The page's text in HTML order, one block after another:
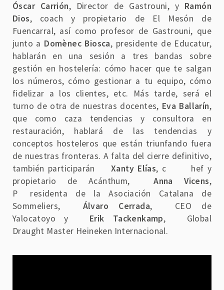
Óscar Carrión, Director de Gastrouni, y Ramón
Dios, coach y propietario de El Mesón de
Fuencarral, así como profesor de Gastrouni, que
junto a Domènec Biosca, presidente de Educatur,
hablarán en una sesión a tres bandas sobre
gestión en hostelería: cómo hacer que te salgan
los números, cómo gestionar a tu equipo, cómo
fidelizar a los clientes, etc. Más tarde, será el
turno de otra de nuestras docentes, Eva Ballarín,
que como caza tendencias y consultora en
restauración, hablará de las tendencias y
conceptos hosteleros que están triunfando fuera
de nuestras fronteras. A falta del cierre definitivo,
también participarán
Xanty Elías, c
hef y
propietario de Acánthum,
Anna Vicens,
P
residenta de la Asociación Catalana de
Sommeliers,
Álvaro Cerrada,
CEO de
Yalocatoyo y
Erik Tackenkamp,
Global
Draught Master Heineken Internacional.